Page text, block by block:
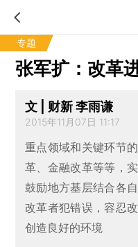
专题
张军扩：改革
文 | 财新 李雨谦
2015年11月07日 11:17
重点领域和关键环节
革、金融改革等等，
鼓励地方基层结合各
改革者犯错误，容忍
创造良好的环境